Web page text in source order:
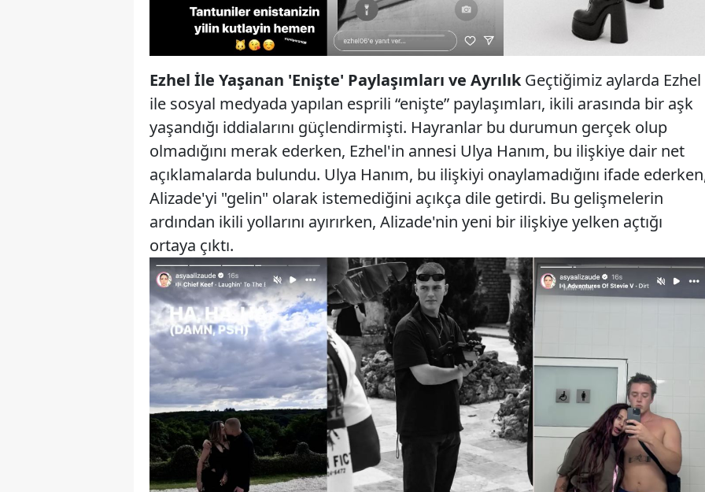
Ezhel İle Yaşanan 'Enişte' Paylaşımları ve AyrılıkGeçtiğimiz aylarda Ezhel
ile sosyal medyada yapılan esprili “enişte” paylaşımları, ikili arasında bir aşk
yaşandığı iddialarını güçlendirmişti. Hayranlar bu durumun gerçek olup
olmadığını merak ederken, Ezhel'in annesi Ulya Hanım, bu ilişkiye dair net
açıklamalarda bulundu. Ulya Hanım, bu ilişkiyi onaylamadığını ifade
Alizade'yi "gelin" olarak istemediğini açıkça dile getirdi. Bu gelişmelerin
ardından ikili yollarını ayırırken, Alizade'nin yeni bir ilişkiye yelken açtığı
ortaya çıktı.